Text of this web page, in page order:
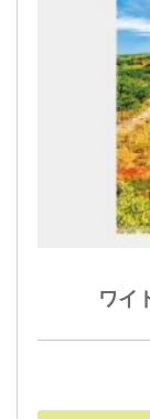
ワイ